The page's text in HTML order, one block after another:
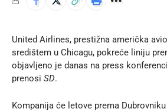
United Airlines, prestižna američka
središtem u Chicagu, pokreće liniju
objavljeno je danas na press
prenosi SD.
Kompanija će letove prema